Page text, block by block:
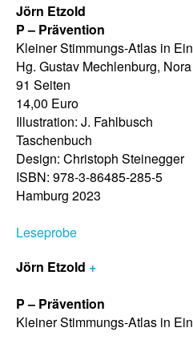
Jörn Etzold +
P – Prävention
Kleiner Stimmungs-Atlas in
Jörn Etzold
P – Prävention
Kleiner Stimmungs-Atlas in
Hg. Gustav Mechlenburg,
91 Seiten
14,00 Euro
Illustration: J. Fahlbusch
Taschenbuch
Design: Christoph Steinegger
ISBN: 978-3-86485-285-5
Hamburg 2023
Leseprobe